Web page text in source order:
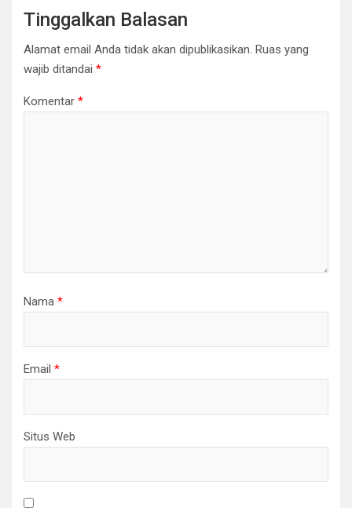
Tinggalkan Balasan
Alamat email Anda tidak akan dipublikasikan. Ruas yang
wajib ditandai *
Komentar *
Nama *
Email *
Situs Web